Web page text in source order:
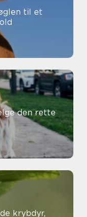
til et
den rette
krybdyr,